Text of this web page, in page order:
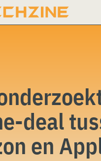
deal
en